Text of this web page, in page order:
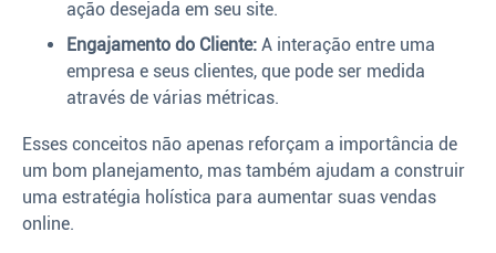
ação desejada em seu site.
Engajamento do Cliente: A interação entre uma
empresa e seus clientes, que pode ser medida
através de várias métricas.
Esses conceitos não apenas reforçam a importância de
um bom planejamento, mas também ajudam a construir
uma estratégia holística para aumentar suas vendas
online.